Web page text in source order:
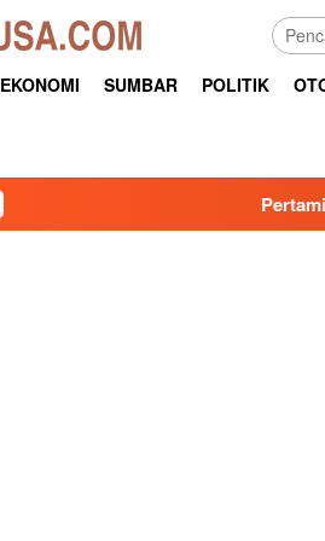
EKONOMI SUMBAR POLITIK
Pertamina Patra Niaga